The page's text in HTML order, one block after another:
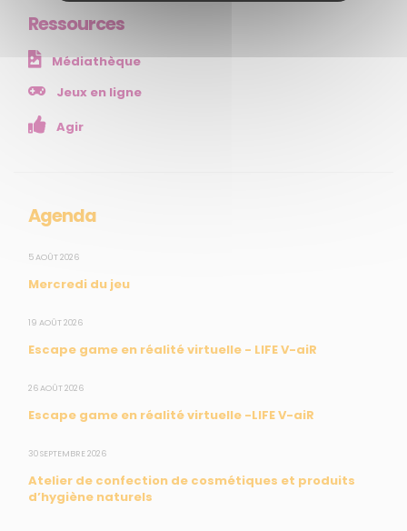
Ressources
Médiathèque
Jeux en ligne
Agir
Agenda
5 AOÛT 2026
Mercredi du jeu
19 AOÛT 2026
Escape game en réalité virtuelle - LIFE V-aiR
26 AOÛT 2026
Escape game en réalité virtuelle -LIFE V-aiR
30 SEPTEMBRE 2026
Atelier de confection de cosmétiques et produits
d’hygiène naturels
Agir
NOS SERVICES
Presse
Mesures du réseau Sargasses
Open Data
CONTACT
Mail : info@madininair.fr